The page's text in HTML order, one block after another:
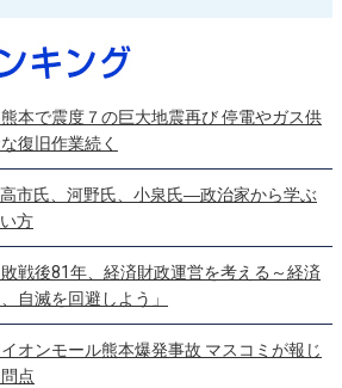
熊本で震度７の巨大地震再び 停電やガス供
復旧作業続く
高市氏、河野氏、小泉氏―政治家から学ぶ
方
敗戦後81年、経済財政運営を考える～経済
自滅を回避しよう」
イオンモール熊本爆発事故 マスコミが報じ
点